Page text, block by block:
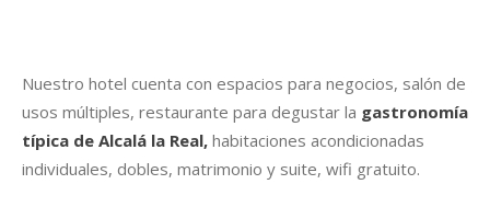
Nuestro hotel cuenta con espacios para negocios, salón de
usos múltiples, restaurante para degustar la gastronomía
típica de Alcalá la Real, habitaciones acondicionadas
individuales, dobles, matrimonio y suite, wifi gratuito.